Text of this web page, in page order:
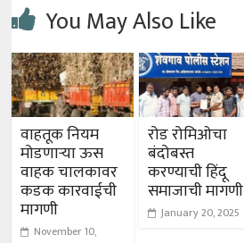
You May Also Like
वाहतूक नियम
मोडणाऱ्या ऊस
वाहक चालकावर
कडक कारवाईची
मागणी
November 10,
रोड रोमिओचा
बंदोबस्त
करण्याची हिंदू
समाजाची मागणी
January 20, 2025